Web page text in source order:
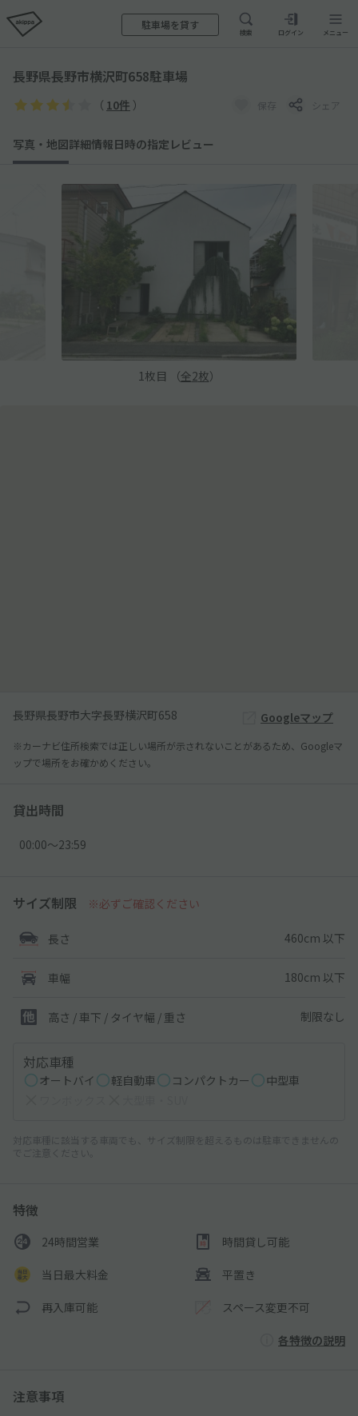
駐車場を貸す
検索 ログイン メニュー
長野県長野市横沢町658駐車場
（ 10件 ） 保存 シェア
写真・地図詳細情報日時の指定 レビュー
1 枚目 （全2枚）
長野県長野市大字長野横沢町658 Googleマップ
※カーナビ住所検索では正しい場所が示されないことがあるため、Googleマ
ップで場所をお確かめください。
貸出時間
00:00〜23:59
サイズ制限 ※必ずご確認ください
長さ 460cm 以下
車幅 180cm 以下
高さ / 車下 / タイヤ幅 / 重さ 制限なし
対応車種
オートバイ 軽自動車 コンパクトカー
中型車
対応車種に該当する車両でも、サイズ制限を超えるものは駐車できませんの
でご注意ください。
特徴
24時間営業 時間貸し可能
当日最大料金 平置き
再入庫可能 スペース変更不可
各特徴の説明
注意事項